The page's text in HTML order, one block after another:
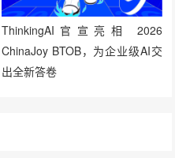
ThinkingAI官宣亮相 2026
ChinaJoy BTOB，为企业级AI交
出全新答卷